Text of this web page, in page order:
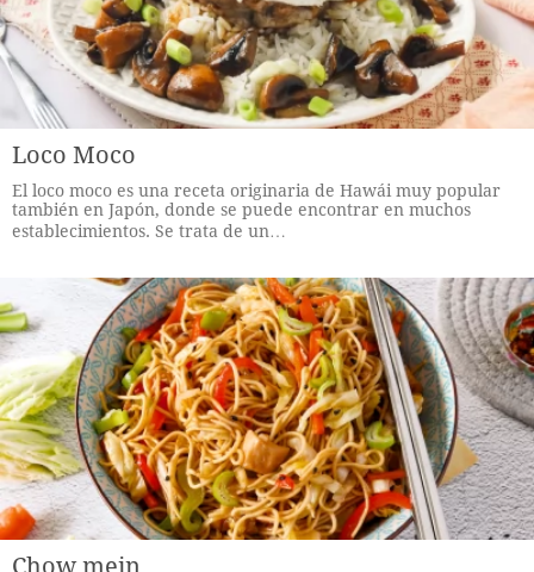
Loco Moco
El loco moco es una receta originaria de Hawái muy popular
también en Japón, donde se puede encontrar en muchos
establecimientos. Se trata de un…
Chow mein